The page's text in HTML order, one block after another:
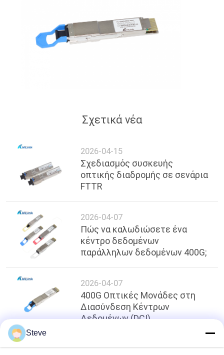
Σχετικά νέα
2026-04-15
Σχεδιασμός συσκευής
οπτικής διαδρομής σε σενάρια
FTTR
2026-04-07
Πώς να καλωδιώσετε ένα
κέντρο δεδομένων
παράλληλων δεδομένων 400G;
2026-04-07
400G Οπτικές Μονάδες στη
Διασύνδεση Κέντρων
Δεδομένων (DCI)
Steve